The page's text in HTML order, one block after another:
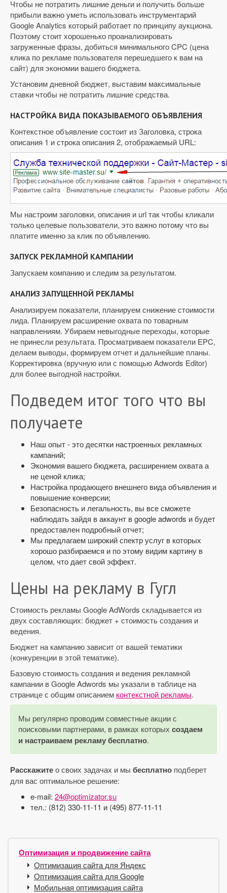
Чтобы не потратить лишние деньги и получить больше
прибыли важно уметь использовать инструментарий
Google Analytics который работает по принципу аукциона.
Поэтому стоит хорошенько проанализировать
загруженные фразы, добиться минимального CPC (цена
клика по рекламе пользователя перешедшего к вам на
сайт) для экономии вашего бюджета.
Установим дневной бюджет, выставим максимальные
ставки чтобы не потратить лишние средства.
НАСТРОЙКА ВИДА ПОКАЗЫВАЕМОГО ОБЪЯВЛЕНИЯ
Контекстное объявление состоит из Заголовка, строка
описания 1 и строка описания 2, отображаемый URL:
Мы настроим заголовки, описания и url так чтобы кликали
только целевые пользователи, это важно потому что вы
платите именно за клик по объявлению.
ЗАПУСК РЕКЛАМНОЙ КАМПАНИИ
Запускаем компанию и следим за результатом.
АНАЛИЗ ЗАПУЩЕННОЙ РЕКЛАМЫ
Анализируем показатели, планируем снижение стоимости
лида. Планируем расширение охвата по товарным
направлениям. Убираем невыгодные переходы, которые
не принесли результата. Просматриваем показатели EPC,
делаем выводы, формируем отчет и дальнейшие планы.
Корректировка (вручную или с помощью Adwords Editor)
для более выгодной настройки.
Подведем итог того что вы
получаете
Наш опыт - это десятки настроенных рекламных
кампаний;
Экономия вашего бюджета, расширением охвата а
не ценой клика;
Настройка продающего внешнего вида объявления и
повышение конверсии;
Безопасность и легальность, вы все сможете
наблюдать зайдя в аккаунт в google adwords и будет
предоставлен подробный отчет;
Мы предлагаем широкий спектр услуг в которых
хорошо разбираемся и по этому видим картину в
целом, что дает свой эффект.
Цены на рекламу в Гугл
Стоимость рекламы Google AdWords складывается из
двух составляющих: бюджет + стоимость создания и
ведения.
Бюджет на кампанию зависит от вашей тематики
(конкуренции в этой тематике).
Базовую стоимость создания и ведения рекламной
кампании в Google Adwords мы указали в таблице на
странице с общим описанием контекстной рекламы.
Мы регулярно проводим совместные акции с
поисковыми партнерами, в рамках которых создаем
и настраиваем рекламу бесплатно.
Расскажитео своих задачах и мы бесплатно подберет
для вас оптимальное решение:
e-mail: 24@optimizator.su
тел.: (812) 330-11-11 и (495) 877-11-11
Оптимизация и продвижение сайта
Оптимизация сайта для Яндекс
Оптимизация сайта для Google
Мобильная оптимизация сайта